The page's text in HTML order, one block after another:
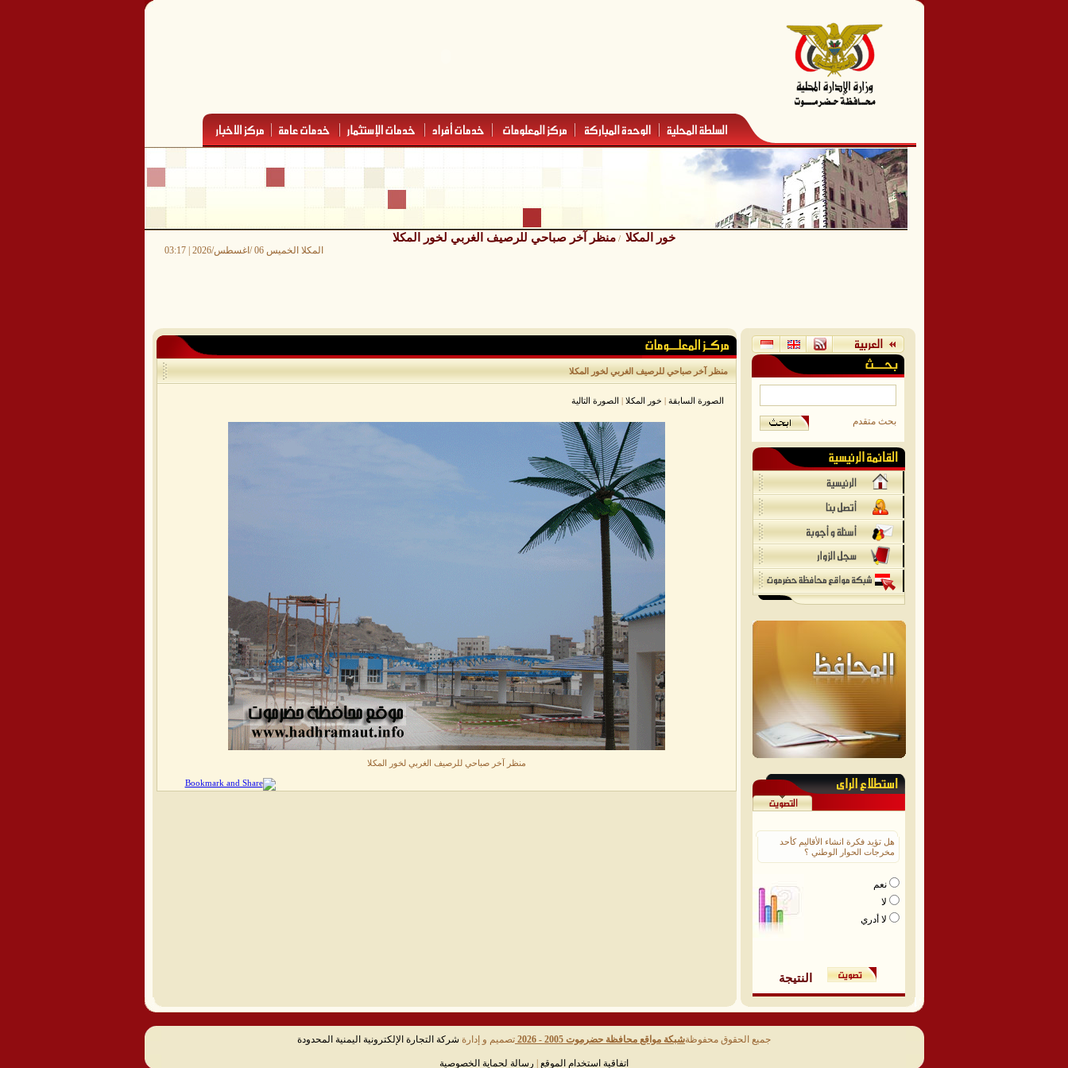
خور المكلا / منظر آخر صباحي للرصيف الغربي لخور المكلا
المكلا الخميس 06 /اغسطس/2026 | 03:17
منظر آخر صباحي للرصيف الغربي لخور المكلا
الصورة السابقة | خور المكلا | الصورة التالية
منظر آخر صباحي للرصيف الغربي لخور المكلا
بحث متقدم
هل تؤيد فكرة انشاء الأقاليم كأحد
مخرجات الحوار الوطني ؟
نعم
لا
لا أدري
النتيجة
جميع الحقوق محفوظةشبكة مواقع محافظة حضرموت 2005 - 2026 تصميم و إدارة شركة التجارة الإلكترونية اليمنية المحدودة
اتفاقية استخدام الموقع رسالة لحماية الخصوصية